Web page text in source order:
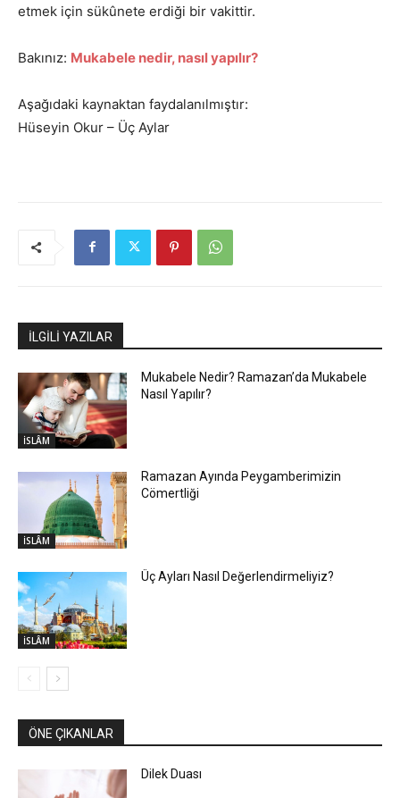
etmek için sükûnete erdiği bir vakittir.
Bakınız: Mukabele nedir, nasıl yapılır?
Aşağıdaki kaynaktan faydalanılmıştır:
Hüseyin Okur – Üç Aylar
İLGİLİ YAZILAR
İSLÂM
Mukabele Nedir? Ramazan’da Mukabele
Nasıl Yapılır?
İSLÂM
Ramazan Ayında Peygamberimizin
Cömertliği
İSLÂM
Üç Ayları Nasıl Değerlendirmeliyiz?
ÖNE ÇIKANLAR
Dilek Duası